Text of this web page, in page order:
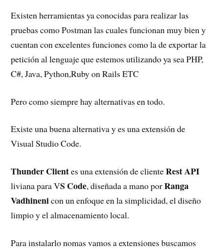
Existen herramientas ya conocidas para realizar las
pruebas como Postman las cuales funcionan muy bien y
cuentan con excelentes funciones como la de exportar la
petición al lenguaje que estemos utilizando ya sea PHP,
C#, Java, Python,Ruby on Rails ETC
Pero como siempre hay alternativas en todo.
Existe una buena alternativa y es una extensión de
Visual Studio Code.
Thunder Clientes una extensión de clienteRest API
liviana para VS Code, diseñada a mano porRanga
Vadhinenicon un enfoque en la simplicidad, el diseño
limpio y el almacenamiento local.
Para instalarlo nomas vamos a extensiones buscamos